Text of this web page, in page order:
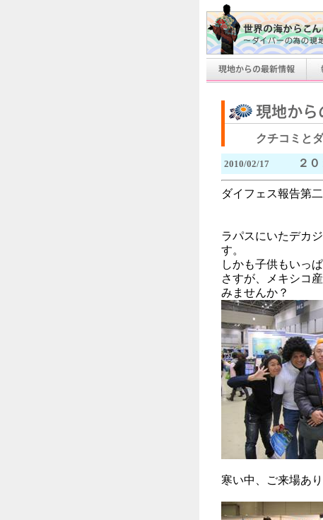
クチコミと
2010/02/17 ２
ダイフェス報告第二
ラパスにいたデカ
す。
しかも子供もいっ
さすが、メキシコ
みませんか？
寒い中、ご来場あ